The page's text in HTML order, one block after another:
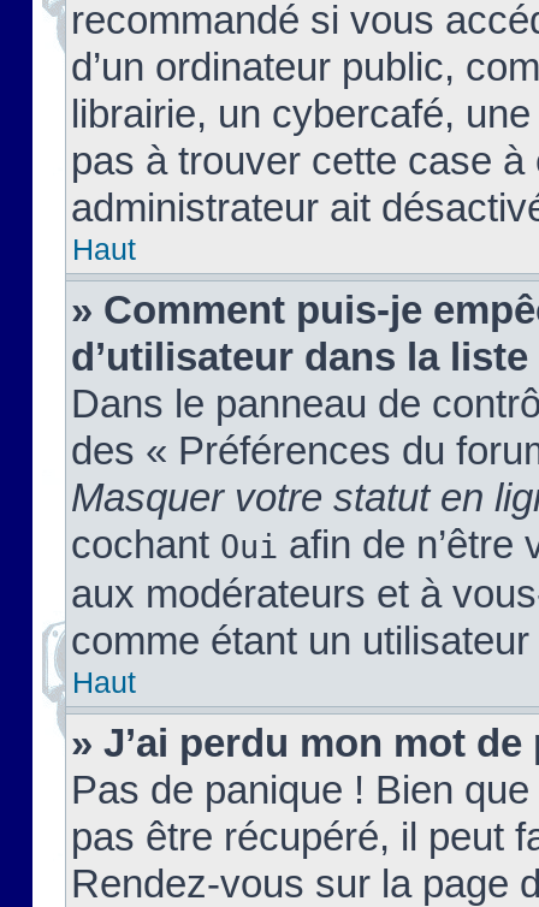
recommandé si vous
d’un ordinateur public,
librairie, un cybercafé,
pas à trouver cette case à
administrateur ait
Haut
» Comment puis-je
d’utilisateur dans la
Dans le panneau de
des « Préférences du
Masquer votre statut en
cochant Oui afin de n’être
aux modérateurs et à
comme étant un
Haut
» J’ai perdu mon mot de
Pas de panique ! Bien
pas être récupéré, il peut
Rendez-vous sur la page